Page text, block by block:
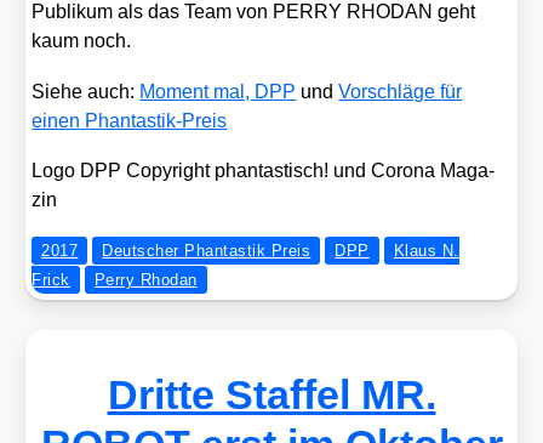
Publi­kum als das Team von PERRY RHODAN geht
kaum noch.
Sie­he auch: Moment mal, DPP undVor­schlä­ge für
einen Phan­tas­tik-Preis
Logo DPP Copy­right phan­tas­tisch! und Coro­na Maga­
zin
2017 Deutscher Phantastik Preis DPP
Klaus N.
Frick
Perry Rhodan
Dritte Staffel MR.